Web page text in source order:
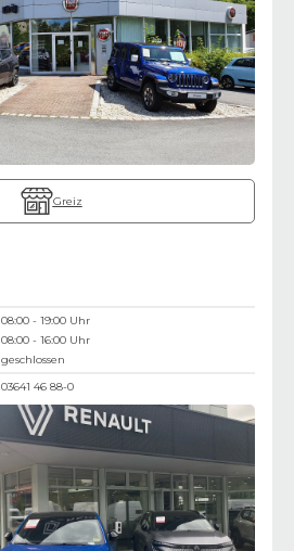
Greiz
08:00 - 19:00 Uhr
08:00 - 16:00 Uhr
geschlossen
03641 46 88-0